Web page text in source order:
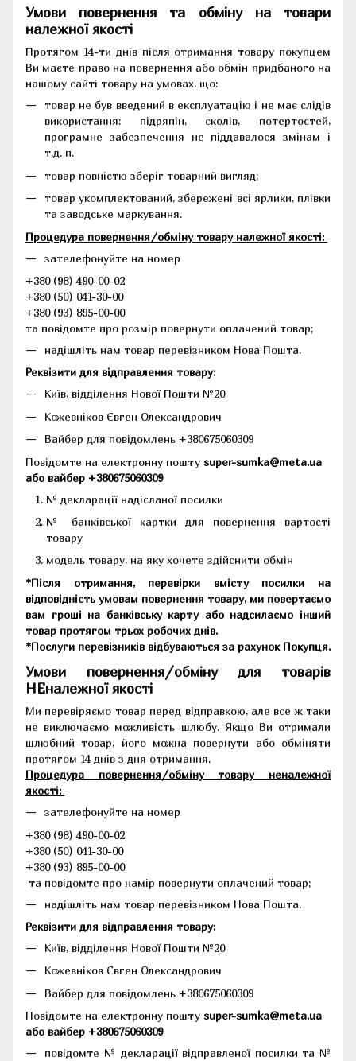
Умови повернення та обміну на товари
належної якості
Протягом 14-ти днів після отримання товару покупцем
Ви маєте право на повернення або обмін придбаного на
нашому сайті товару на умовах, що:
товар не був введений в експлуатацію і не має слідів
використання: підряпін, сколів, потертостей,
програмне забезпечення не піддавалося змінам і
т.д. п.
товар повністю зберіг товарний вигляд;
товар укомплектований, збережені всі ярлики, плівки
та заводське маркування.
Процедура повернення/обміну товару належної якості:
зателефонуйте на номер
+380 (98) 490-00-02
+380 (50) 041-30-00
+380 (93) 895-00-00
та повідомте про розмір повернути оплачений товар;
надішліть нам товар перевізником Нова Пошта.
Реквізити для відправлення товару:
Київ, відділення Нової Пошти №20
Кожевніков Євген Олександрович
Вайбер для повідомлень +380675060309
Повідомте на електронну пошту super-sumka@meta.ua
або вайбер +380675060309
№ декларації надісланої посилки
№ банківської картки для повернення вартості
товару
модель товару, на яку хочете здійснити обмін
*Після отримання, перевірки вмісту посилки на
відповідність умовам повернення товару, ми повертаємо
вам гроші на банківську карту або надсилаємо інший
товар протягом трьох робочих днів.
*Послуги перевізників відбуваються за рахунок Покупця.
Умови повернення/обміну для товарів
НЕналежної якості
Ми перевіряємо товар перед відправкою, але все ж таки
не виключаємо можливість шлюбу. Якщо Ви отримали
шлюбний товар, його можна повернути або обміняти
протягом 14 днів з дня отримання.
Процедура повернення/обміну товару неналежної
якості:
зателефонуйте на номер
+380 (98) 490-00-02
+380 (50) 041-30-00
+380 (93) 895-00-00
та повідомте про намір повернути оплачений товар;
надішліть нам товар перевізником Нова Пошта.
Реквізити для відправлення товару:
Київ, відділення Нової Пошти №20
Кожевніков Євген Олександрович
Вайбер для повідомлень +380675060309
Повідомте на електронну пошту super-sumka@meta.ua
або вайбер +380675060309
повідомте № декларації відправленої посилки та №